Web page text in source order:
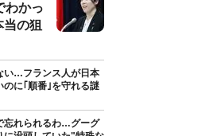
わかっ
の狙
い…フランス人が日本
のに｢順番｣を守れる謎
忘れられるわ…グーグ